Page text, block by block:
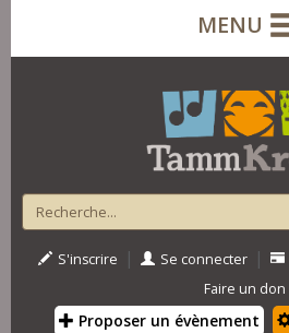
MENU
S'inscrire | Se connecter |
Faire un don
Proposer un évènement